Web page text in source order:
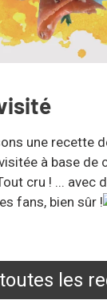
une recette
à base de
cru ! ... avec
fans, bien sûr !
les